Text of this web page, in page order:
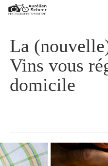
La
Vins vous
domicile